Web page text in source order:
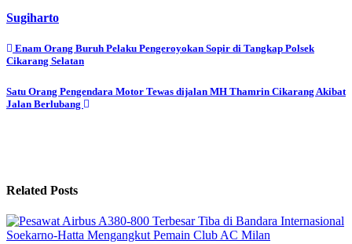
Sugiharto
Navigasi
Enam Orang Buruh Pelaku Pengeroyokan Sopir di Tangkap Polsek
Cikarang Selatan
Satu Orang Pengendara Motor Tewas dijalan MH Thamrin Cikarang Akibat
Jalan Berlubang
Related Posts